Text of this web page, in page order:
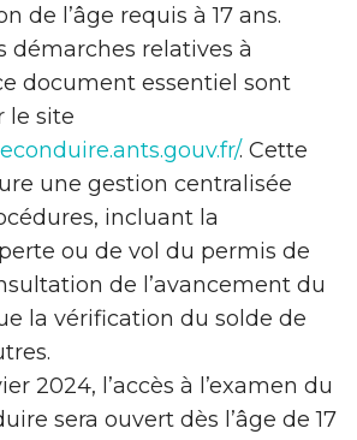
de l’âge requis à 17 ans.
démarches relatives à
document essentiel sont
le site
. Cette
une gestion centralisée
incluant la
ou de vol du permis de
de l’avancement du
la vérification du solde de
2024, l’accès à l’examen du
sera ouvert dès l’âge de 17